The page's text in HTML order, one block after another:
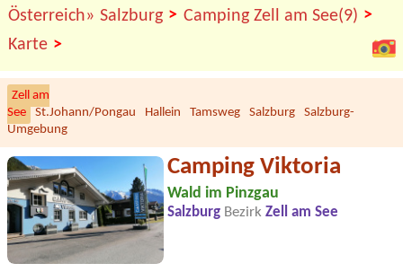
Österreich» Salzburg > Camping Zell am See(9) >
Karte >
Zell am
See
St.Johann/Pongau Hallein Tamsweg Salzburg
Salzburg-
Umgebung
Camping Viktoria
Wald im Pinzgau
Salzburg Bezirk Zell am See